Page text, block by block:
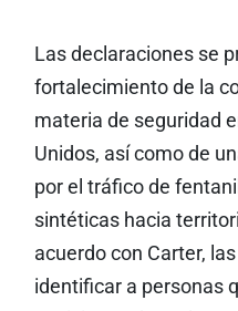
Las declaraciones se
fortalecimiento de la
materia de seguridad
Unidos, así como de
por el tráfico de
sintéticas hacia
acuerdo con Carter,
identificar a personas